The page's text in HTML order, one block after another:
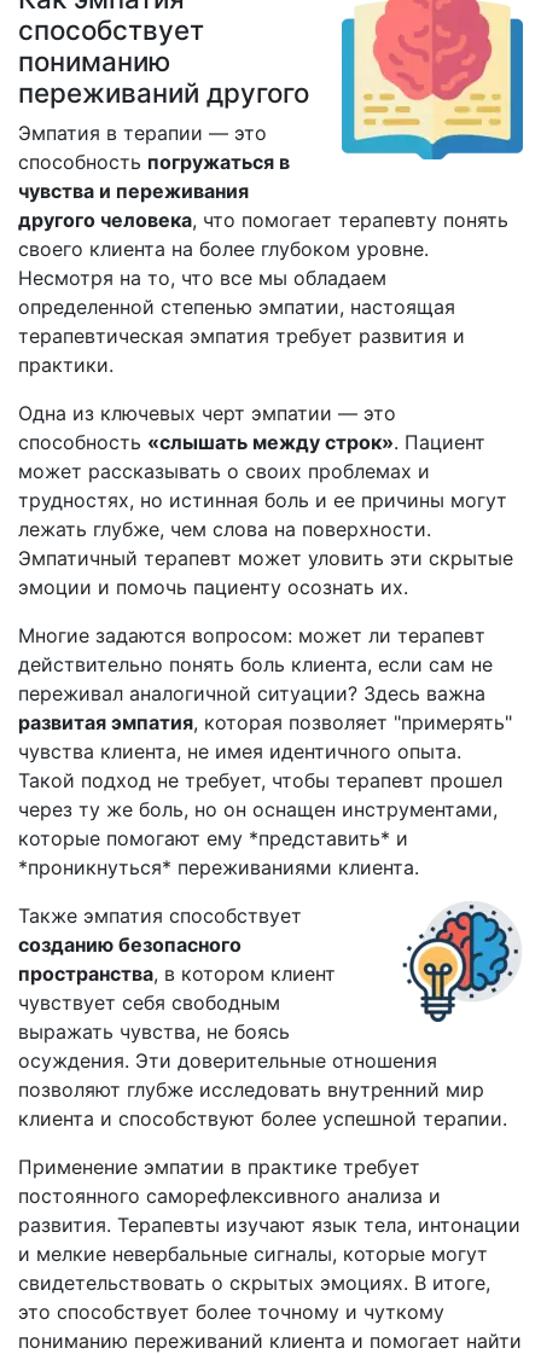
способствует
пониманию
переживаний другого
Эмпатия в терапии — это
способность погружаться в
чувства и переживания
другого человека, что помогает терапевту понять
своего клиента на более глубоком уровне.
Несмотря на то, что все мы обладаем
определенной степенью эмпатии, настоящая
терапевтическая эмпатия требует развития и
практики.
Одна из ключевых черт эмпатии — это
способность «слышать между строк». Пациент
может рассказывать о своих проблемах и
трудностях, но истинная боль и ее причины могут
лежать глубже, чем слова на поверхности.
Эмпатичный терапевт может уловить эти скрытые
эмоции и помочь пациенту осознать их.
Многие задаются вопросом: может ли терапевт
действительно понять боль клиента, если сам не
переживал аналогичной ситуации? Здесь важна
развитая эмпатия, которая позволяет "примерять"
чувства клиента, не имея идентичного опыта.
Такой подход не требует, чтобы терапевт прошел
через ту же боль, но он оснащен инструментами,
которые помогают ему *представить* и
*проникнуться* переживаниями клиента.
Также эмпатия способствует
созданию безопасного
пространства, в котором клиент
чувствует себя свободным
выражать чувства, не боясь
осуждения. Эти доверительные отношения
позволяют глубже исследовать внутренний мир
клиента и способствуют более успешной терапии.
Применение эмпатии в практике требует
постоянного саморефлексивного анализа и
развития. Терапевты изучают язык тела, интонации
и мелкие невербальные сигналы, которые могут
свидетельствовать о скрытых эмоциях. В итоге,
это способствует более точному и чуткому
пониманию переживаний клиента и помогает найти